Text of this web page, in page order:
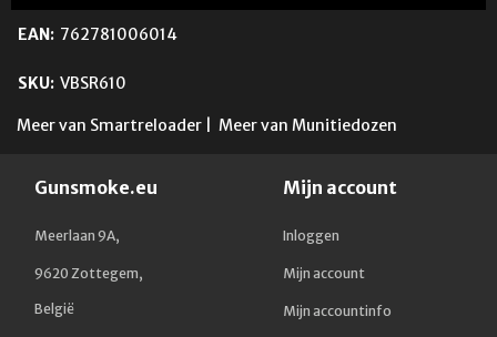
EAN: 762781006014
SKU: VBSR610
Meer van Smartreloader Meer van Munitiedozen
Gunsmoke.eu
Meerlaan 9A,
9620 Zottegem,
België
Mijn account
Inloggen
Mijn account
Mijn accountinfo